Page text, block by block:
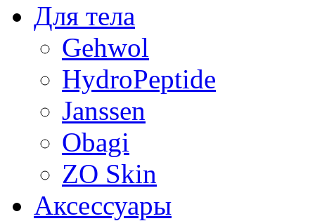
Для тела
Gehwol
HydroPeptide
Janssen
Obagi
ZO Skin
Aксессуары